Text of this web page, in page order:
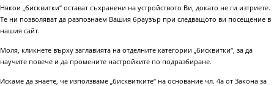
Някои „бисквитки“ остават съхранени на устройството Ви, докато не ги изтриете.
Те ни позволяват да разпознаем Вашия браузър при следващото ви посещение в
нашия сайт.
Моля, кликнете върху заглавията на отделните категории „бисквитки“, за да
научите повече и да промените настройките по подразбиране.
Искаме да знаете, че използваме „бисквитките“ на основание чл. 4а от Закона за